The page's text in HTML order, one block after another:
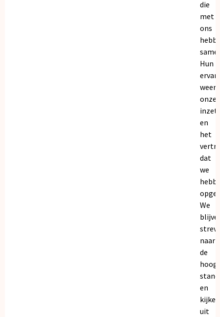
die
met
ons
Hun
onze
inzet
en
het
dat
we
We
naar
de
en
kijken
uit